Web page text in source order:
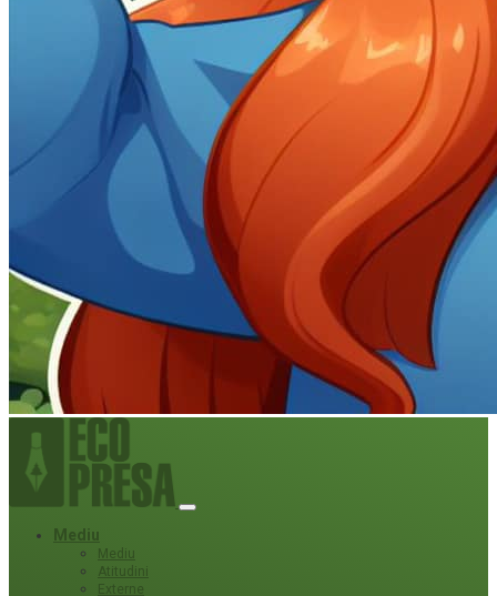
Mediu
Mediu
Atitudini
Externe